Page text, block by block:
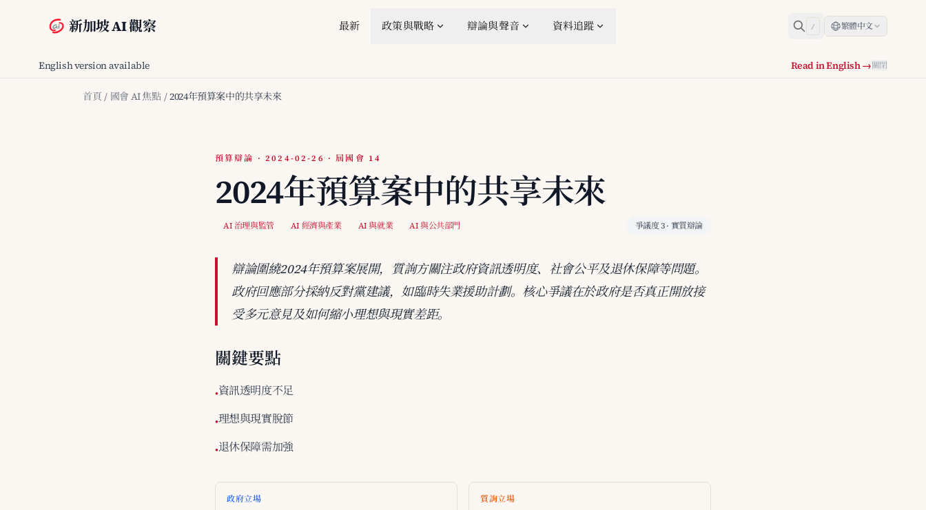
新加坡 AI 觀察 最新 政策與戰略 辯論與聲音 資料追蹤 / 繁體中文
English version available Read in English →關閉
首頁 / 國會 AI 焦點 / 2024年預算案中的共享未來
預算辯論 · 2024-02-26 · 屆國會 14
2024年預算案中的共享未來
AI 治理與監管 AI 經濟與產業 AI 與就業 AI 與公共部門 爭議度 3 · 實質辯論
辯論圍繞2024年預算案展開，質詢方關注政府資訊透明度、社會公平及退休保障等問題。
政府回應部分採納反對黨建議，如臨時失業援助計劃。核心爭議在於政府是否真正開放接
受多元意見及如何縮小理想與現實差距。
關鍵要點
•資訊透明度不足
•理想與現實脫節
•退休保障需加強
政府立場 質詢立場